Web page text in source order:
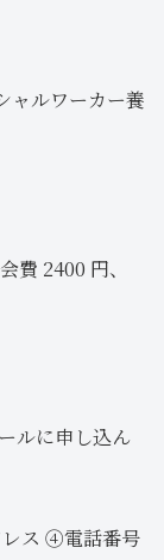
ャルワーカー養
費 2400 円、
ルに申し込ん
ス ④電話番号